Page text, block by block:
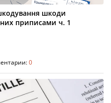
шкоди
приписами ч. 1
0